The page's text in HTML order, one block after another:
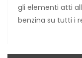
gli elementi atti
benzina su tutti i